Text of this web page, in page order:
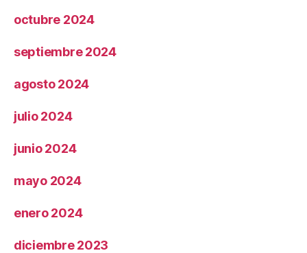
octubre 2024
septiembre 2024
agosto 2024
julio 2024
junio 2024
mayo 2024
enero 2024
diciembre 2023